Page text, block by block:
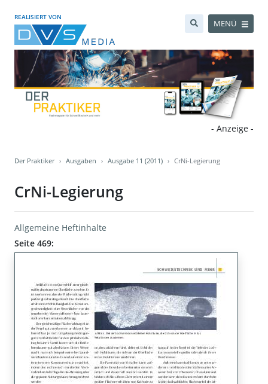
REALISIERT VON
MENÜ
- Anzeige -
Der Praktiker Ausgaben Ausgabe 11 (2011) CrNi-Legierung
CrNi-Legierung
Allgemeine Heftinhalte
Seite 469: